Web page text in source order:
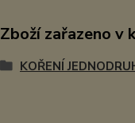
Zboží zařazeno v
KOŘENÍ